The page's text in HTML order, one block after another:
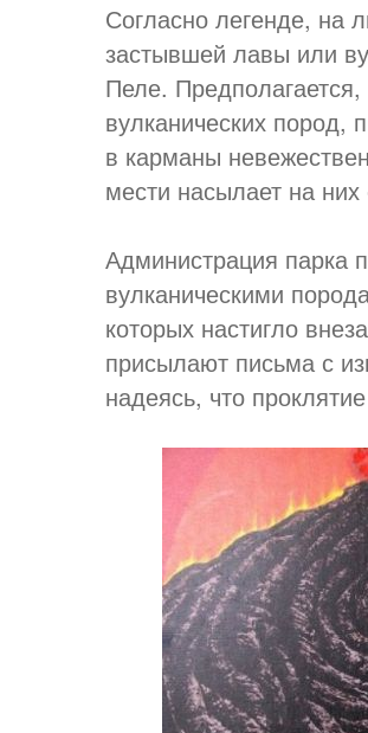
Согласно легенде, на
застывшей лавы или
Пеле. Предполагается,
вулканических пород,
в карманы
мести насылает на
Администрация парка
вулканическими
которых настигло
присылают письма с
надеясь, что